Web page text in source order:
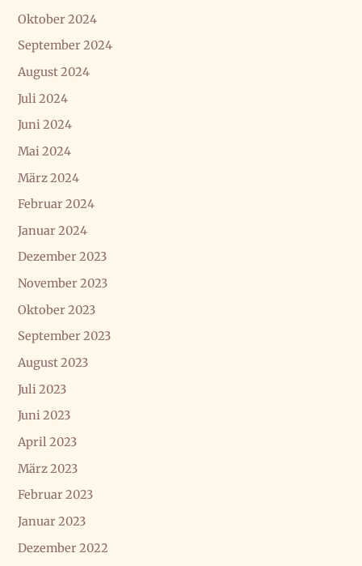
Oktober 2024
September 2024
August 2024
Juli 2024
Juni 2024
Mai 2024
März 2024
Februar 2024
Januar 2024
Dezember 2023
November 2023
Oktober 2023
September 2023
August 2023
Juli 2023
Juni 2023
April 2023
März 2023
Februar 2023
Januar 2023
Dezember 2022